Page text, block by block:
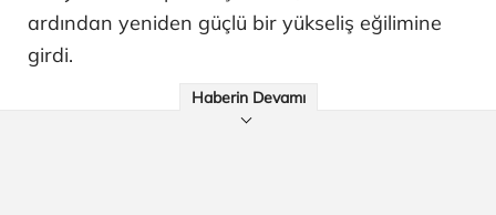
ardından yeniden güçlü bir yükseliş eğilimine
girdi.
Haberin Devamı